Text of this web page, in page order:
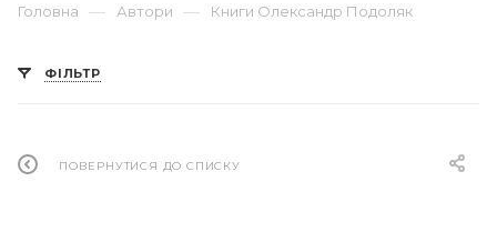
Головна — Автори — Книги Олександр Подоляк
ФІЛЬТР
ПОВЕРНУТИСЯ ДО СПИСКУ